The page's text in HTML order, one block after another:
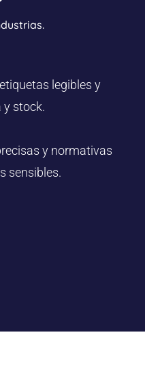
legibles y
y stock.
y normativas
sensibles.